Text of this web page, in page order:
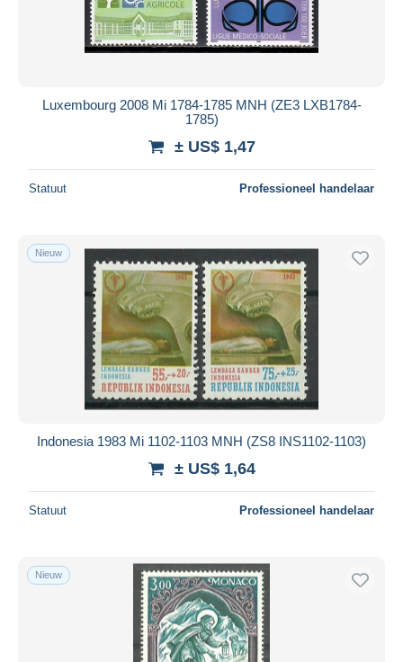
Luxembourg 2008 Mi 1784-1785 MNH (ZE3 LXB1784-
1785)
± US$ 1,47
Statuut Professioneel handelaar
Nieuw
Indonesia 1983 Mi 1102-1103 MNH (ZS8 INS1102-1103)
± US$ 1,64
Statuut Professioneel handelaar
Nieuw